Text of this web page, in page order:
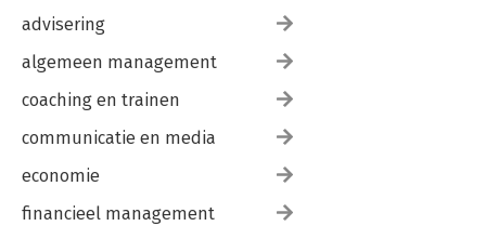
advisering
algemeen management
coaching en trainen
communicatie en media
economie
financieel management